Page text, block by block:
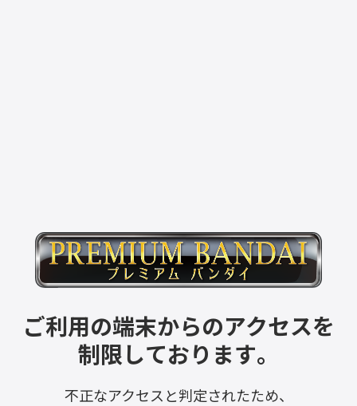
ご利用の端末からのアクセスを
制限しております。
不正なアクセスと判定されたため、